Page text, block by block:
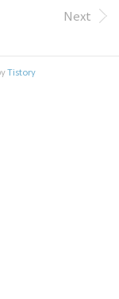
이
때
해야
Next
Tistory